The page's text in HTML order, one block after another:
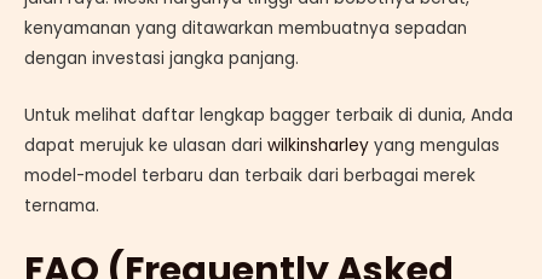
kenyamanan yang ditawarkan membuatnya sepadan
dengan investasi jangka panjang.
Untuk melihat daftar lengkap bagger terbaik di dunia, Anda
dapat merujuk ke ulasan dari wilkinsharley yang mengulas
model-model terbaru dan terbaik dari berbagai merek
ternama.